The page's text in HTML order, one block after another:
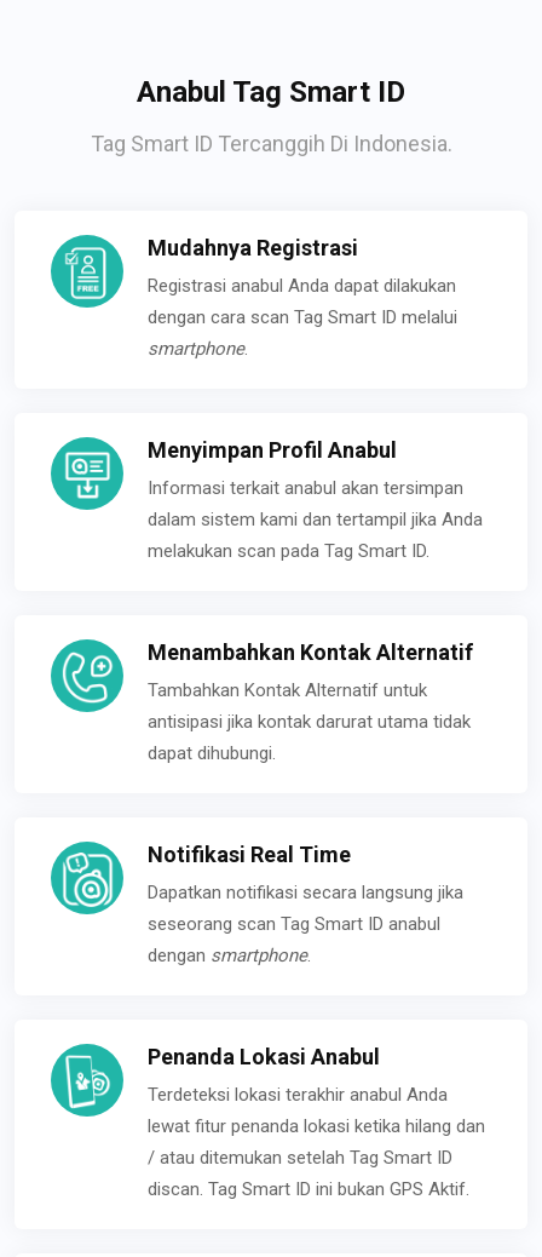
Anabul Tag Smart ID
Tag Smart ID Tercanggih Di Indonesia.
Mudahnya Registrasi
Registrasi anabul Anda dapat dilakukan
dengan cara scan Tag Smart ID melalui
smartphone.
Menyimpan Profil Anabul
Informasi terkait anabul akan tersimpan
dalam sistem kami dan tertampil jika Anda
melakukan scan pada Tag Smart ID.
Menambahkan Kontak Alternatif
Tambahkan Kontak Alternatif untuk
antisipasi jika kontak darurat utama tidak
dapat dihubungi.
Notifikasi Real Time
Dapatkan notifikasi secara langsung jika
seseorang scan Tag Smart ID anabul
dengan smartphone.
Penanda Lokasi Anabul
Terdeteksi lokasi terakhir anabul Anda
lewat fitur penanda lokasi ketika hilang dan
/ atau ditemukan setelah Tag Smart ID
discan. Tag Smart ID ini bukan GPS Aktif.